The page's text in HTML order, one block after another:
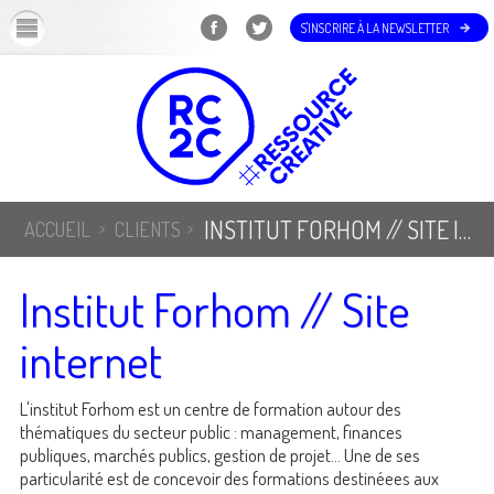
S'INSCRIRE À LA NEWSLETTER
ACCUEIL CLIENTS INSTITUT FORHOM // SITE INTERNET
Institut Forhom // Site
internet
L'institut Forhom est un centre de formation autour des
thématiques du secteur public : management, finances
publiques, marchés publics, gestion de projet... Une de ses
particularité est de concevoir des formations destinéees aux